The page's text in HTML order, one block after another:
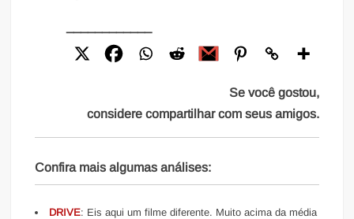
Se você gostou,
considere compartilhar com seus amigos.
Confira mais algumas análises:
DRIVE: Eis aqui um filme diferente. Muito acima da média